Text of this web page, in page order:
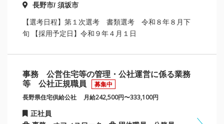
長野市/ 須坂市
【選考日程】第１次選考 書類選考 令和８年８月下
旬 【採用予定日】令和９年４月１日
事務 公営住宅等の管理・公社運営に係る業務
等 公社正規職員
募集中
長野県住宅供給公社 月給242,500円〜333,100円
正社員